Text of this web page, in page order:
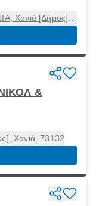
Χανιά [Δήμος],
&
Χανιά, 73132